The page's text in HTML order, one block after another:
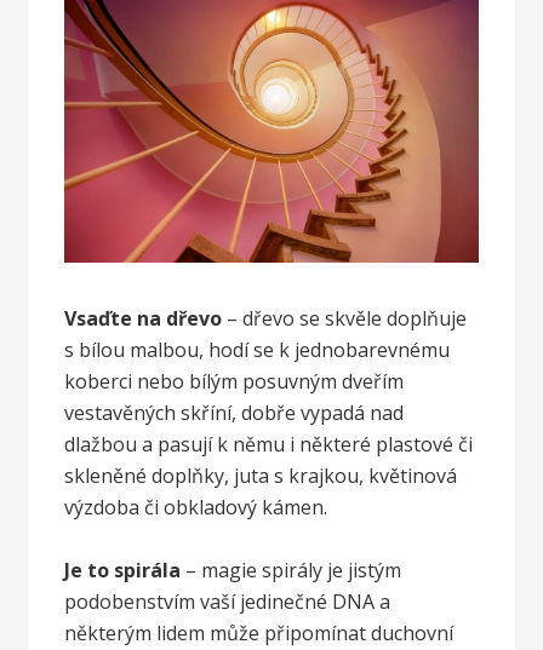
Vsaďte na dřevo – dřevo se skvěle doplňuje
s bílou malbou, hodí se k jednobarevnému
koberci nebo bílým posuvným dveřím
vestavěných skříní, dobře vypadá nad
dlažbou a pasují k němu i některé plastové či
skleněné doplňky, juta s krajkou, květinová
výzdoba či obkladový kámen.
Je to spirála – magie spirály je jistým
podobenstvím vaší jedinečné DNA a
některým lidem může připomínat duchovní